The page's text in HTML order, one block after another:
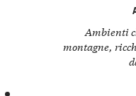
Ambienti
montagne,